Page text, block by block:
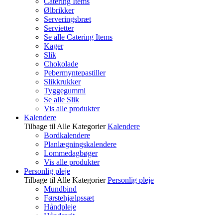
Ølbrikker
Serveringsbræt
Servietter
Se alle Catering Items
Kager
Slik
Chokolade
Pebermyntepastiller
Slikkrukker
Tyggegummi
Se alle Slik
Vis alle produkter
Kalendere
Tilbage til Alle Kategorier Kalendere
Bordkalendere
Planlægningskalendere
Lommedagbøger
Vis alle produkter
Personlig pleje
Tilbage til Alle Kategorier Personlig pleje
Mundbind
Førstehjælpssæt
Håndpleje